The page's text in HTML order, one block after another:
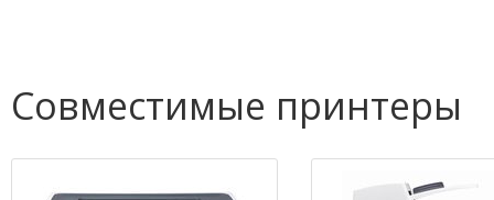
Совместимые принтеры